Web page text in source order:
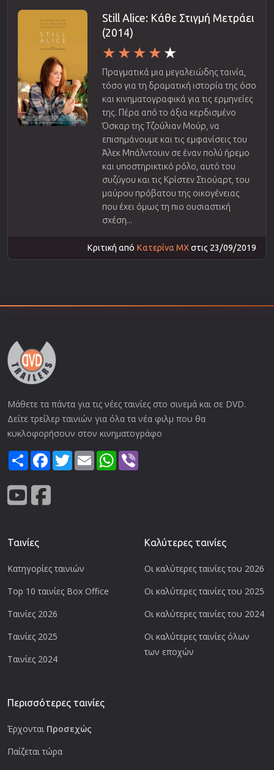
Still Alice: Κάθε Στιγμή Μετράει
(2014)
Πραγματικά μια μεγαλειώδης ταινία,
τόσο για τη δραματική ιστορία της όσο
και κινηματογραφικά για τις ερμηνείες
της. Πέρα από το άξια κερδισμένο
Όσκαρ της Τζούλιαν Μούρ, να
επισημάνουμε και τις εμφανίσεις του
Άλεκ Μπάλντουιν σε έναν πολύ ήρεμο
και υποστηρικτικό ρόλο, αυτό του
συζύγου και τις Κρίστεν Στιούαρτ, του
μαύρου πρόβατου της οικογένειας
που έχει όμως τη πιο ουσιαστική
σχέση...
Κριτική από Κατερίνα ΜΧστις 23/09/2019
Μάθετε τα πάντα για τις νέες ταινίες στο σινεμά και σε DVD.
Δείτε τρείλερ ταινιών για όλα τα νέα φιλμ που θα
κυκλοφορήσουν στον κινηματογράφο
ShareFacebook
TwitterEmail WhatsApp
Ταινίες
Κατηγορίες ταινιών
Top 10 ταινίες Box Office
Ταινίες 2026
Ταινίες 2025
Ταινίες 2024
Καλύτερες ταινίες
Οι καλύτερες ταινίες του 2026
Οι καλύτερες ταινίες του 2025
Οι καλύτερες ταινίες του 2024
Οι καλύτερες ταινίες όλων
των εποχών
Περισσότερες ταινίες
Έρχονται Προσεχώς
Παίζεται τώρα